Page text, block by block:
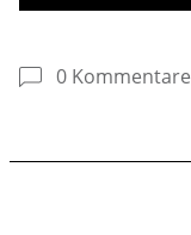
0 Kommentare